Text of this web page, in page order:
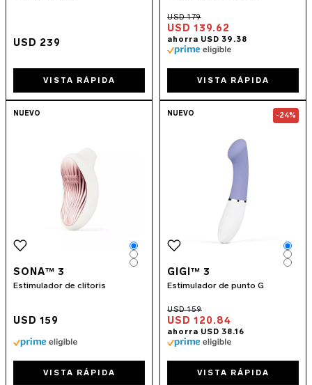
USD 239
VISTA RÁPIDA
USD 139.62
VISTA RÁPIDA
SONA™ 3page
NUEVO
SONA™ 3
Estimulador de clítoris
USD 159
Color
Color
Color
VISTA RÁPIDA
Go to the
NUEVO -24%
GIGI™ 3
Estimulador de punto G
USD 120.84
VISTA RÁPIDA